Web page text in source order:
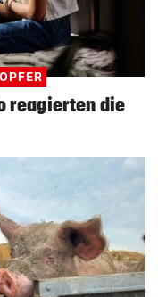
reagierten die